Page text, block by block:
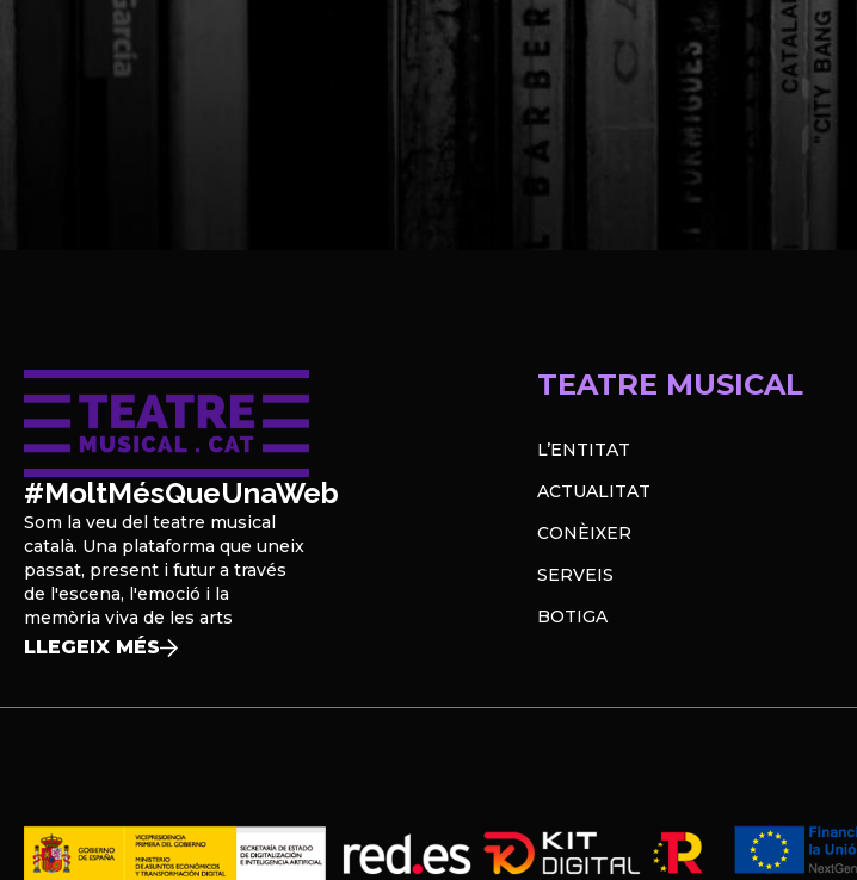
#MoltMésQueUnaWeb
Som la veu del teatre musical
català. Una plataforma que uneix
passat, present i futur a través
de l'escena, l'emoció i la
memòria viva de les arts
TEATRE MUSICAL
L’ENTITAT
ACTUALITAT
CONÈIXER
SERVEIS
BOTIGA
LLEGEIX MÉS